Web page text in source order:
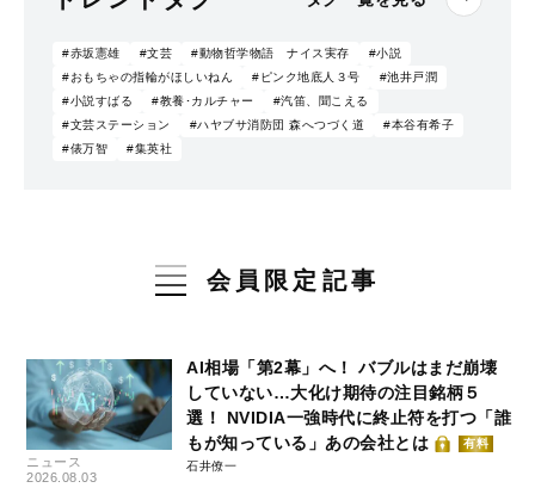
#赤坂憲雄 #文芸 #動物哲学物語 ナイス実存
#小説
#おもちゃの指輪がほしいねん
#ピンク地底人３号
#池井戸潤
#小説すばる
#教養･カルチャー
#汽笛、聞こえる
#文芸ステーション
#ハヤブサ消防団 森へつづく道
#本谷有希子
#俵万智
#集英社
会員限定記事
ニュース
2026.08.03
AI相場「第2幕」へ！ バブルはまだ崩壊
していない…大化け期待の注目銘柄５
選！ NVIDIA一強時代に終止符を打つ「誰
もが知っている」あの会社とは
有料
石井僚一